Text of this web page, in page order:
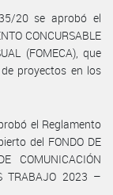
20 se aprobó el
CONCURSABLE
(FOMECA), que
proyectos en los
el Reglamento
del FONDO DE
COMUNICACIÓN
TRABAJO 2023 –